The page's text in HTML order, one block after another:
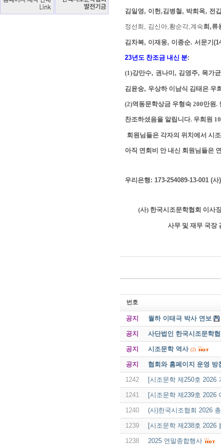
김일영, 이헌 ,김병철 , 박희옥, 전
정선희 , 김신아,황순각,계숙희 ,류
김차복, 이재웅, 이종순. 서문기
23년도 찬조금 내신 분:
(1)강만수, 권나미 , 김영주, 목가균
김윤숭, 우상하 이남식 김태은 우
(2)역동문학상금 우형숙 200만원 .
찬조하셨음을 알립니다. 우희원
회원님들은 각자의 위치에서 시
아직 연회비 안 내신 회원님들은
우리은행: 173-254089-13-001 (사)
(사) 한국시조문학협회 이사
사무 및 재무 국장
번호
공지 월하 이태극 박사 연보
공지 사단법인 한국시조문학
공지 시조문학 역사 (2)
공지 협회와 홈페이지 운영 방
1242 [시조문학 제250호 2026
1241 [시조문학 제239호 2026
1240 (사)한국시조협회 2026
1239 [시조문학 제238호 2026
1238 2025 연말종합행사